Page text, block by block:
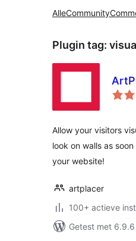
AlleCommunity
Plugin tag:
Allow your visitors
look on walls as
your website!
artplacer
100+ actieve
Getest met 6.9.6